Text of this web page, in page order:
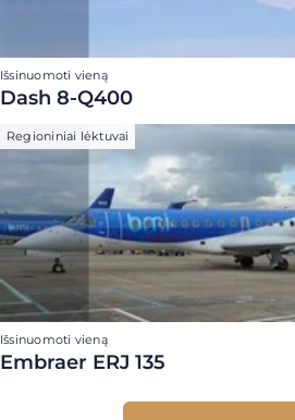
Išsinuomoti vieną
Dash 8-Q400
Regioniniai lėktuvai
Išsinuomoti vieną
Embraer ERJ 135